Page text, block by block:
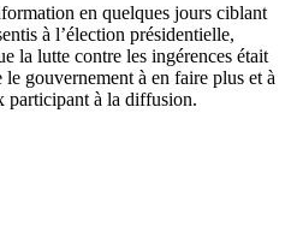
en quelques jours ciblant
à l’élection présidentielle,
la lutte contre les ingérences était
gouvernement à en faire plus et à
participant à la diffusion.